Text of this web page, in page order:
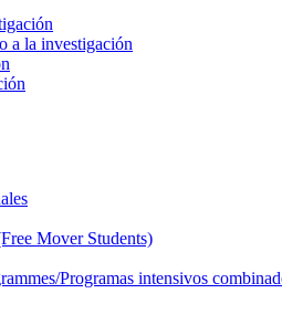
a la investigación
Mover Students)
Programas intensivos